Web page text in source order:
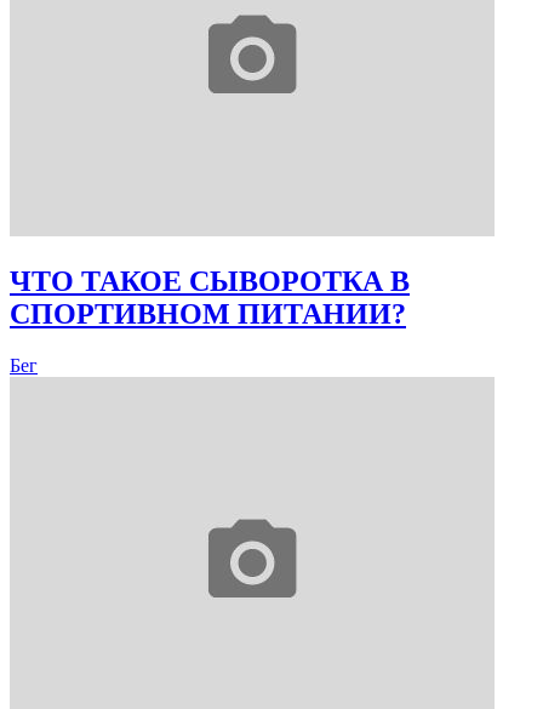
ЧТО ТАКОЕ СЫВОРОТКА В
СПОРТИВНОМ ПИТАНИИ?
Бег